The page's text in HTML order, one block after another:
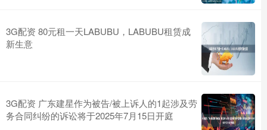
3G配资 80元租一天LABUBU，LABUBU租赁成
新生意
3G配资 广东建星作为被告/被上诉人的1起涉及劳
务合同纠纷的诉讼将于2025年7月15日开庭